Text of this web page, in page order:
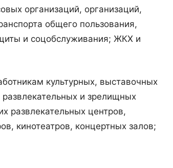
организаций, организаций,
общего пользования,
и соцобслуживания; ЖКХ и
культурных, выставочных
и зрелищных
развлекательных центров,
кинотеатров, концертных залов;